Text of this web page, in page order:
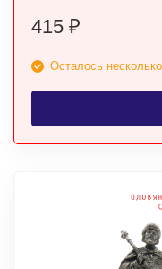
415 ₽
Осталось